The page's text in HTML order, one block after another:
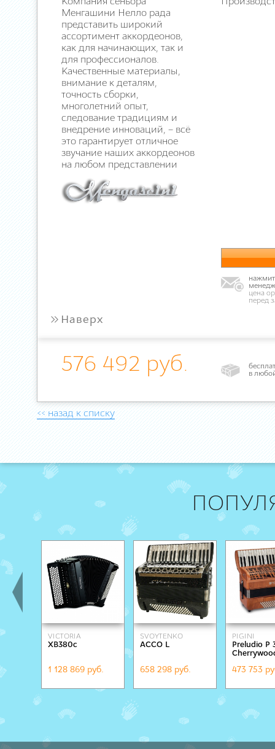
Менгашини Нелло рада
представить широкий
ассортимент аккордеонов,
как для начинающих, так и
для профессионалов.
Качественные материалы,
внимание к деталям,
точность сборки,
многолетний опыт,
следование традициям и
внедрение инноваций, – всё
это гарантирует отличное
звучание наших аккордеонов
на любом представлении
цена
перед
» Наверх
576 492 руб.
в
<< назад к списку
VICTORIA
XB380c
1 128 869 руб.
SVOYTENKO
ACCORDIONS
ACCO L
658 298 руб.
PIGINI
Preludio P
473 753